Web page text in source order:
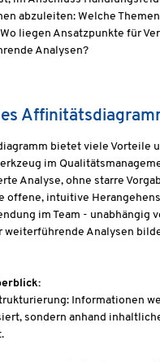
abzuleiten: Welche
liegen Ansatzpunkte für
Analysen?
bietet viele Vorteile
im
Analyse, ohne starre
offene, intuitive
im Team - unabhängig
weiterführende Analysen
Informationen
sondern anhand